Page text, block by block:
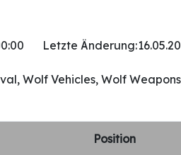
Letzte Änderung:
Wolf Vehicles, Wolf
Position